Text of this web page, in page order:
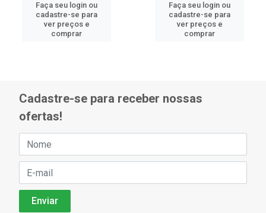
Faça seu login ou
cadastre-se para
ver preços e
comprar
Faça seu login ou
cadastre-se para
ver preços e
comprar
Cadastre-se para receber nossas
ofertas!